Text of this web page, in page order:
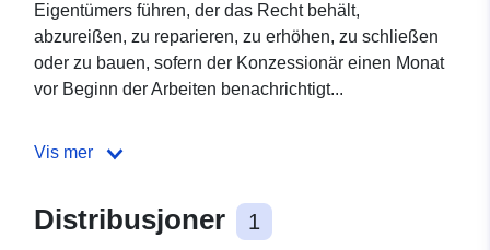
Eigentümers führen, der das Recht behält,
abzureißen, zu reparieren, zu erhöhen, zu schließen
oder zu bauen, sofern der Konzessionär einen Monat
vor Beginn der Arbeiten benachrichtigt...
Vis mer
Distribusjoner 1